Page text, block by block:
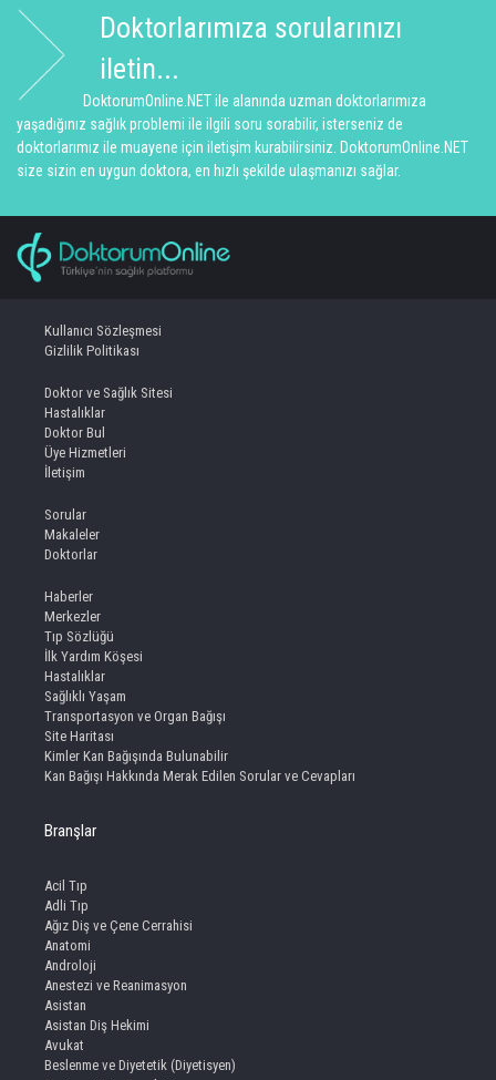
Doktorlarımıza sorularınızı
iletin...
DoktorumOnline.NET ile alanında uzman doktorlarımıza
yaşadığınız sağlık problemi ile ilgili soru sorabilir, isterseniz de
doktorlarımız ile muayene için iletişim kurabilirsiniz. DoktorumOnline.NET
size sizin en uygun doktora, en hızlı şekilde ulaşmanızı sağlar.
Kullanıcı Sözleşmesi
Gizlilik Politikası
Doktor ve Sağlık Sitesi
Hastalıklar
Doktor Bul
Üye Hizmetleri
İletişim
Sorular
Makaleler
Doktorlar
Haberler
Merkezler
Tıp Sözlüğü
İlk Yardım Köşesi
Hastalıklar
Sağlıklı Yaşam
Transportasyon ve Organ Bağışı
Site Haritası
Kimler Kan Bağışında Bulunabilir
Kan Bağışı Hakkında Merak Edilen Sorular ve Cevapları
Branşlar
Acil Tıp
Adli Tıp
Ağız Diş ve Çene Cerrahisi
Anatomi
Androloji
Anestezi ve Reanimasyon
Asistan
Asistan Diş Hekimi
Avukat
Beslenme ve Diyetetik (Diyetisyen)